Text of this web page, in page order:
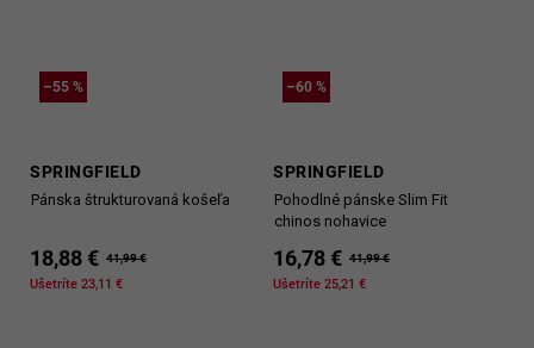
–55 %
SPRINGFIELD
Pánska štrukturovaná košeľa
18,88 € 41,99 €
Ušetríte 23,11 €
–60 %
SPRINGFIELD
Pohodlné pánske Slim Fit
chinos nohavice
16,78 € 41,99 €
Ušetríte 25,21 €